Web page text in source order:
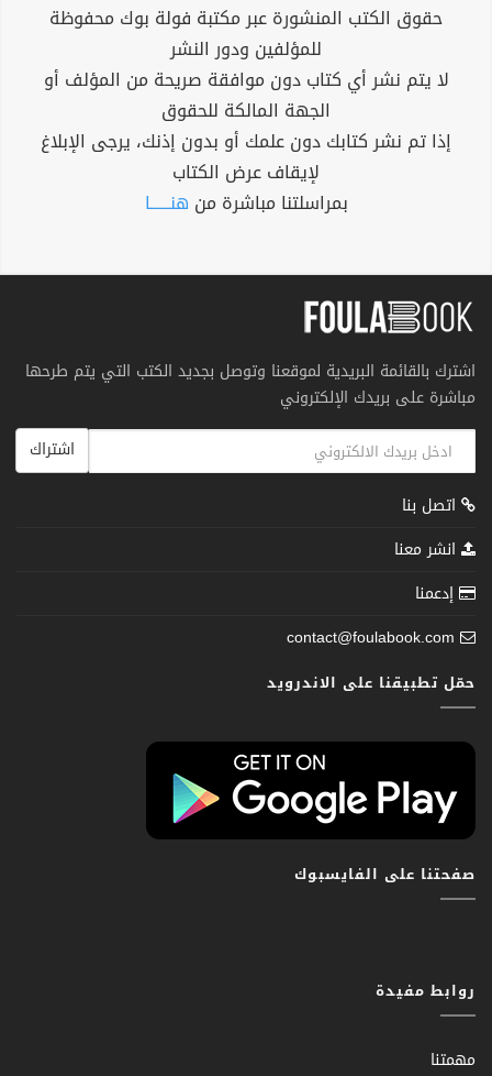
حقوق الكتب المنشورة عبر مكتبة فولة بوك محفوظة
للمؤلفين ودور النشر
لا يتم نشر أي كتاب دون موافقة صريحة من المؤلف أو
الجهة المالكة للحقوق
إذا تم نشر كتابك دون علمك أو بدون إذنك، يرجى الإبلاغ
لإيقاف عرض الكتاب
بمراسلتنا مباشرة من هنــــــا
اشترك بالقائمة البريدية لموقعنا وتوصل بجديد الكتب التي يتم طرحها
مباشرة على بريدك الإلكتروني
اشتراك
اتصل بنا
انشر معنا
إدعمنا
contact@foulabook.com
حمّل تطبيقنا على الاندرويد
صفحتنا على الفايسبوك
روابط مفيدة
مهمتنا